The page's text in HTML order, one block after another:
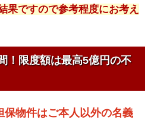
果ですので参考程度にお考え
！限度額は最高5億円の不
保物件はご本人以外の名義